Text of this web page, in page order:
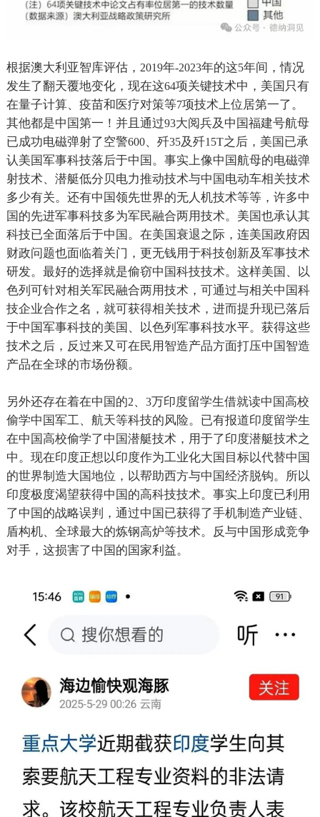
根据澳大利亚智库评估， 2019年-2023年的这5年间，情况
发生了翻天覆地变化，现在这64项关键技术中，美国只有
在量子计算、疫苗和医疗对策等7项技术上位居第一了。
其他都是中国第一！并且通过93大阅兵及中国福建号航母
已成功电磁弹射了空警600、歼35及歼15T之后，美国已承
认美国军事科技落后于中国。事实上像中国航母的电磁弹
射技术、潜艇低分贝电力推动技术与中国电动车相关技术
多少有关。还有中国领先世界的无人机技术等等，许多中
国的先进军事科技多为军民融合两用技术。美国也承认其
科技已全面落后于中国。在美国衰退之际，连美国政府因
财政问题也面临着关门，更无钱用于科技创新及军事技术
研发。最好的选择就是偷窃中国科技技术。这样美国、以
色列可针对相关军民融合两用技术，可通过与相关中国科
技企业合作之名，就可获得相关技术，进而提升现已落后
于中国军事科技的美国、以色列军事科技水平。获得这些
技术之后，反过来又可在民用智造产品方面打压中国智造
产品在全球的市场份额。
另外还存在着在中国的2、 3万印度留学生借就读中国高校
偷学中国军工、航天等科技的风险。已有报道印度留学生
在中国高校偷学了中国潜艇技术，用于了印度潜艇技术之
中。现在印度正想以印度作为工业化大国目标以代替中国
的世界制造大国地位，以帮助西方与中国经济脱钩。所以
印度极度渴望获得中国的高科技技术。事实上印度已利用
了中国的战略误判，通过中国已获得了手机制造产业链、
盾构机、全球最大的炼钢高炉等技术。反与中国形成竞争
对手，这损害了中国的国家利益。